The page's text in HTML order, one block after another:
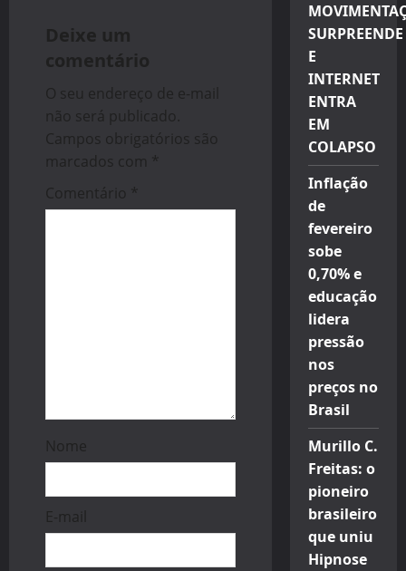
g
a
t
i
o
n
Deixe um
comentário
O seu endereço de e-mail
não será publicado.
Campos obrigatórios são
marcados com *
Comentário *
Nome
E-mail
SURPREENDE
E
INTERNET
ENTRA
EM
COLAPSO
Inflação
de
fevereiro
sobe
0,70% e
educação
lidera
pressão
nos
preços no
Brasil
Murillo C.
Freitas: o
pioneiro
brasileiro
que uniu
Hipnose